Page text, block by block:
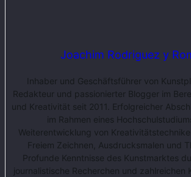
Joachim Rodriguez y
Inhaber und Geschäftsführer von
Redakteur und passionierter Blogger im
und Kreativität seit 2011. Erfolgreicher
im Rahmen eines
Weiterentwicklung von
Freiem Zeichnen, Ausdrucksmalen und
Profunde Kenntnisse des Kunstmarktes
journalistische Recherchen und zahlreichen